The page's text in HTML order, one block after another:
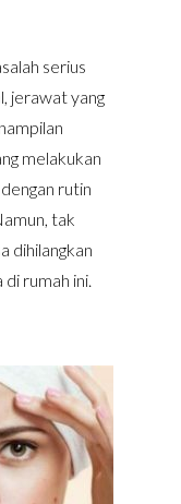
serius
jerawat yang
melakukan
dengan rutin
tak
dihilangkan
rumah ini.